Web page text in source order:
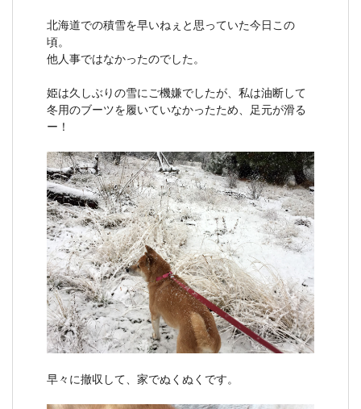
北海道での積雪を早いねぇと思っていた今日この
頃。
他人事ではなかったのでした。
姫は久しぶりの雪にご機嫌でしたが、私は油断して
冬用のブーツを履いていなかったため、足元が滑る
ー！
早々に撤収して、家でぬくぬくです。